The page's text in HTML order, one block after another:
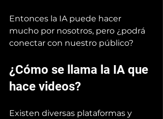
Entonces la IA puede hacer
mucho por nosotros, pero ¿podrá
conectar con nuestro público?
¿Cómo se llama la IA que
hace videos?
Existen diversas plataformas y